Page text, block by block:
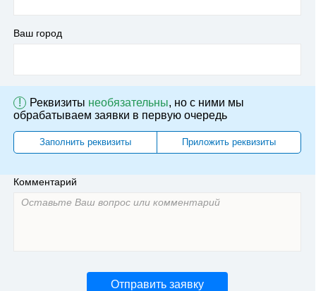
Ваш город
! Реквизиты необязательны, но с ними мы
обрабатываем заявки в первую очередь
Заполнить реквизиты Приложить реквизиты
Комментарий
Отправить заявку